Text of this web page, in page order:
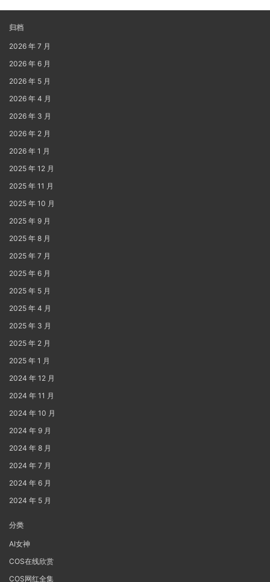
归档
2026 年 7 月
2026 年 6 月
2026 年 5 月
2026 年 4 月
2026 年 3 月
2026 年 2 月
2026 年 1 月
2025 年 12 月
2025 年 11 月
2025 年 10 月
2025 年 9 月
2025 年 8 月
2025 年 7 月
2025 年 6 月
2025 年 5 月
2025 年 4 月
2025 年 3 月
2025 年 2 月
2025 年 1 月
2024 年 12 月
2024 年 11 月
2024 年 10 月
2024 年 9 月
2024 年 8 月
2024 年 7 月
2024 年 6 月
2024 年 5 月
分类
AI女神
COS在线欣赏
COS网红全集